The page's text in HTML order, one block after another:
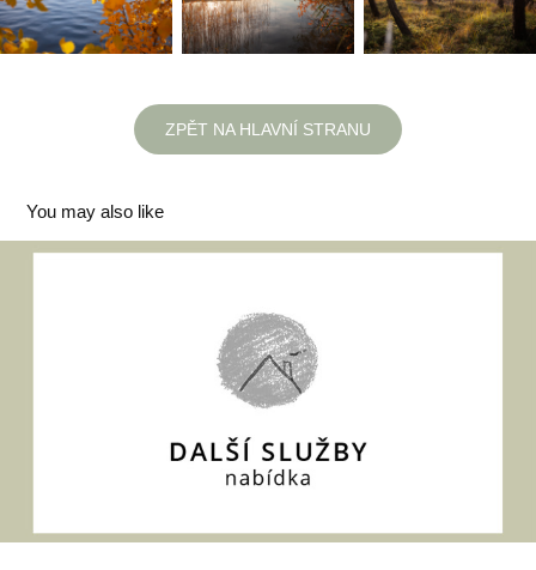
ZPĚT NA HLAVNÍ STRANU
You may also like
DALŠÍ SLUŽBY
2026